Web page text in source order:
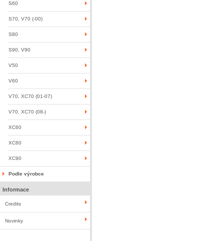
S60
S70, V70 (-00)
S80
S90, V90
V50
V60
V70, XC70 (01-07)
V70, XC70 (08-)
XC60
XC60
XC90
Podle výrobce
Informace
Credits
Novinky